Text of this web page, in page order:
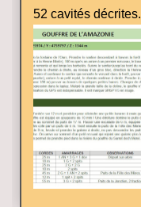
52 cavités décrites.